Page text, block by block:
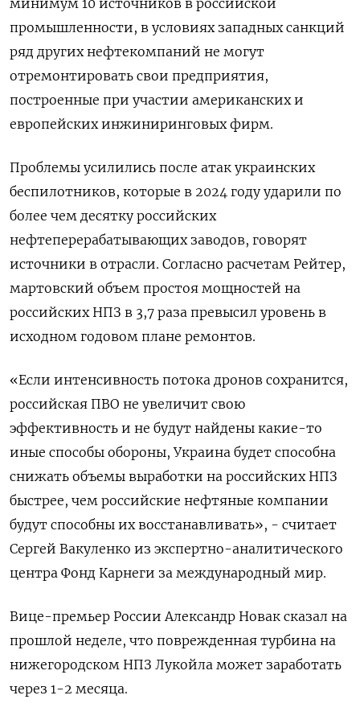
минимум 10 источников в российской
промышленности, в условиях западных санкций
ряд других нефтекомпаний не могут
отремонтировать свои предприятия,
построенные при участии американских и
европейских инжиниринговых фирм.
Проблемы усилились после атак украинских
беспилотников, которые в 2024 году ударили по
более чем десятку российских
нефтеперерабатывающих заводов, говорят
источники в отрасли. Согласно расчетам Рейтер,
мартовский объем простоя мощностей на
российских НПЗ в 3,7 раза превысил уровень в
исходном годовом плане ремонтов.
«Если интенсивность потока дронов сохранится,
российская ПВО не увеличит свою
эффективность и не будут найдены какие-то
иные способы обороны, Украина будет способна
снижать объемы выработки на российских НПЗ
быстрее, чем российские нефтяные компании
будут способны их восстанавливать», - считает
Сергей Вакуленко из экспертно-аналитического
центра Фонд Карнеги за международный мир.
Вице-премьер России Александр Новак сказал на
прошлой неделе, что поврежденная турбина на
нижегородском НПЗ Лукойла может заработать
через 1-2 месяца.